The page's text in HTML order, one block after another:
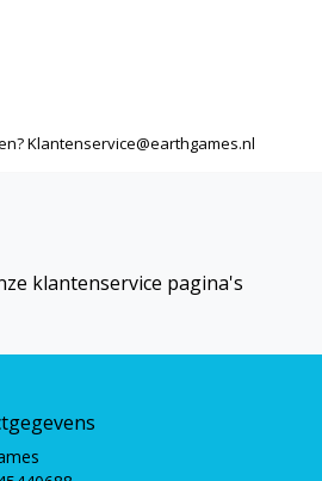
Klantenservice@earthgames.nl
klantenservice pagina's